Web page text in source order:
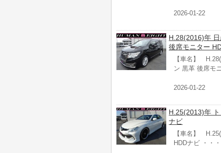
2026-01-22
H.28(2016)年
後席モニター
【車名】
ン 黒革 後席モ
2026-01-22
H.25(2013)年
ナビ
【車名】
HDDナビ ・・・